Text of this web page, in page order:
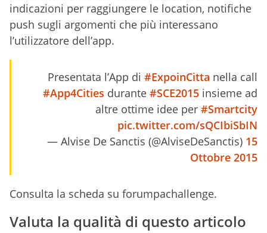
indicazioni per raggiungere le location, notifiche
push sugli argomenti che più interessano
l’utilizzatore dell’app.
Presentata l’App di #ExpoinCitta nella call
#App4Cities durante #SCE2015 insieme ad
altre ottime idee per #Smartcity
pic.twitter.com/sQCIbiSbIN
— Alvise De Sanctis (@AlviseDeSanctis) 15
Ottobre 2015
Consulta la scheda su forumpachallenge.
Valuta la qualità di questo articolo